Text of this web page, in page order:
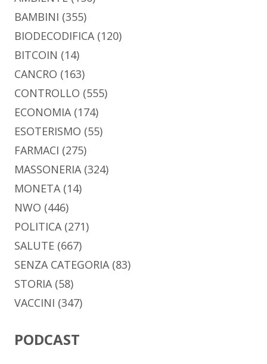
BAMBINI (355)
BIODECODIFICA(120)
BITCOIN (14)
CANCRO (163)
CONTROLLO (555)
ECONOMIA(174)
ESOTERISMO (55)
FARMACI (275)
MASSONERIA(324)
MONETA(14)
NWO (446)
POLITICA(271)
SALUTE (667)
SENZA CATEGORIA(83)
STORIA(58)
VACCINI (347)
PODCAST